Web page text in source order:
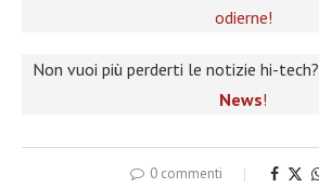
odierne!
Non vuoi più perderti le notizie hi-tech?
News!
0 commenti